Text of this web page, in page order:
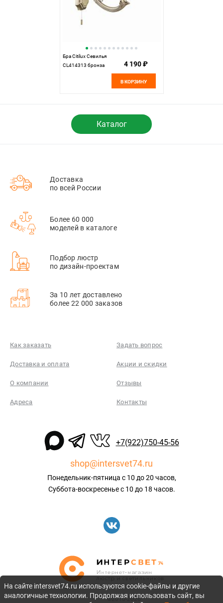
Бра Citilux Севилья
CL414313 бронза
4 190 ₽
В КОРЗИНУ
Каталог
Доставка
по всей России
Более 60 000
моделей в каталоге
Подбор люстр
по дизайн-проектам
За 10 лет доставлено
более 22 000 заказов
Как заказать Задать вопрос
Доставка и оплата Акции и скидки
О компании Отзывы
Адреса Контакты
+7(922)750-45-56
shop@intersvet74.ru
Понедельник-пятница с 10 до 20 часов,
Суббота-воскресенье с 10 до 18 часов.
©2010-2026
На сайте intersvet74.ru используются cookie-файлы и другие
аналогичные технологии. Продолжая использовать сайт, вы